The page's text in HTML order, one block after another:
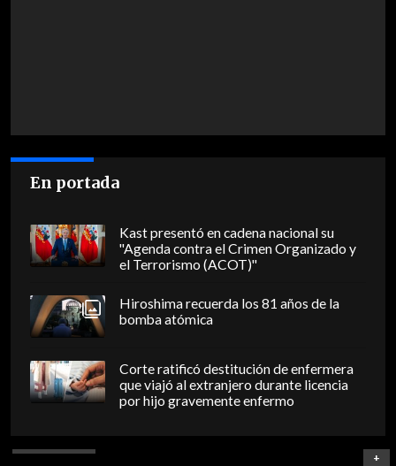
En portada
Kast presentó en cadena nacional su
"Agenda contra el Crimen Organizado y
el Terrorismo (ACOT)"
Hiroshima recuerda los 81 años de la
bomba atómica
Corte ratificó destitución de enfermera
que viajó al extranjero durante licencia
por hijo gravemente enfermo
+